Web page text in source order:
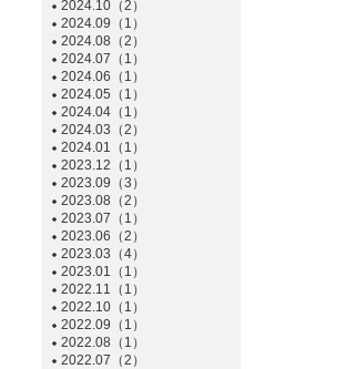
2024.10（2）
2024.09（1）
2024.08（2）
2024.07（1）
2024.06（1）
2024.05（1）
2024.04（1）
2024.03（2）
2024.01（1）
2023.12（1）
2023.09（3）
2023.08（2）
2023.07（1）
2023.06（2）
2023.03（4）
2023.01（1）
2022.11（1）
2022.10（1）
2022.09（1）
2022.08（1）
2022.07（2）